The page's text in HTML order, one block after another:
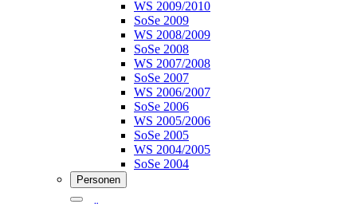
WS 2009/2010
SoSe 2009
WS 2008/2009
SoSe 2008
WS 2007/2008
SoSe 2007
WS 2006/2007
SoSe 2006
WS 2005/2006
SoSe 2005
WS 2004/2005
SoSe 2004
Personen